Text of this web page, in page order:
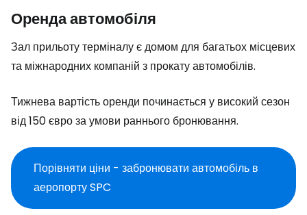
Оренда автомобіля
Зал прильоту терміналу є домом для багатьох місцевих
та міжнародних компаній з прокату автомобілів.
Тижнева вартість оренди починається у високий сезон
від 150 євро за умови раннього бронювання.
Порівняти ціни - забронювати автомобіль в
аеропорту SPC